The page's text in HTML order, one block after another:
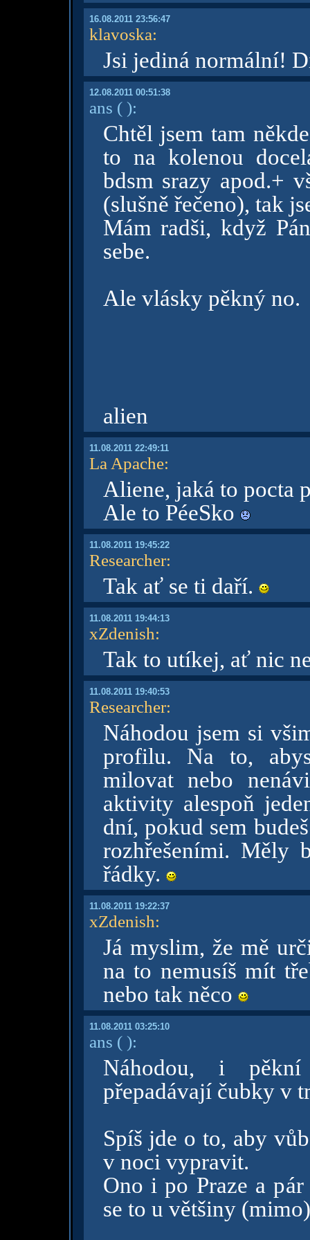
16.08.2011 23:56:47
klavoska:
Jsi jediná normální!
12.08.2011 00:51:38
ans ( ):
Chtěl jsem tam
to na kolenou
bdsm srazy apod.+
(slušně řečeno), tak
Mám radši, když
sebe.
Ale vlásky pěkný no.
alien
11.08.2011 22:49:11
La Apache:
Aliene, jaká to pocta
Ale to PéeSko
11.08.2011 19:45:22
Researcher:
Tak ať se ti daří.
11.08.2011 19:44:13
xZdenish:
Tak to utíkej, ať nic
11.08.2011 19:40:53
Researcher:
Náhodou jsem si
profilu. Na to,
milovat nebo
aktivity alespoň
dní, pokud sem
rozhřešeními. Měly
řádky.
11.08.2011 19:22:37
xZdenish:
Já myslim, že mě
na to nemusíš mít
nebo tak něco
11.08.2011 03:25:10
ans ( ):
Náhodou, i
přepadávají čubky v
Spíš jde o to, aby
v noci vypravit.
Ono i po Praze a
se to u většiny